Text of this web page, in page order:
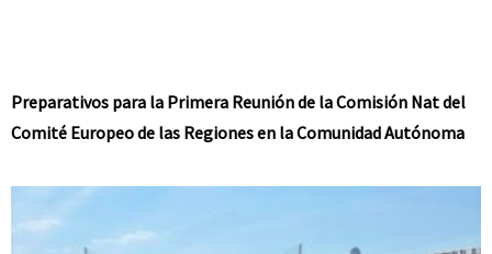
Preparativos para la Primera Reunión de la Comisión Nat del
Comité Europeo de las Regiones en la Comunidad Autónoma